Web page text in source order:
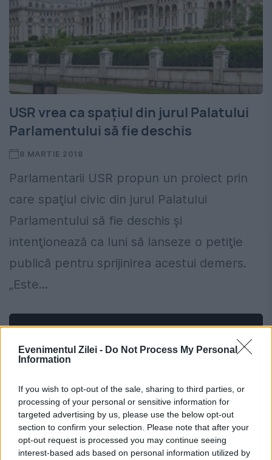
Evenimentul Zilei - Do Not Process My Personal
Information
If you wish to opt-out of the sale, sharing to third parties, or
processing of your personal or sensitive information for
targeted advertising by us, please use the below opt-out
section to confirm your selection. Please note that after your
opt-out request is processed you may continue seeing
interest-based ads based on personal information utilized by
USR vrea ca spațiul din jurul Palatului
Parlamentului să fie deschis
8 MARTIE 2018
Parlamentarii USR propun un proiect prin
care spaţiul civic din jurul Palatului
Parlamentului să fie deschis şi
intenţionează ca luni să lanseze o petiţie
publică pentru sprijinirea acestui demers.
„Este...